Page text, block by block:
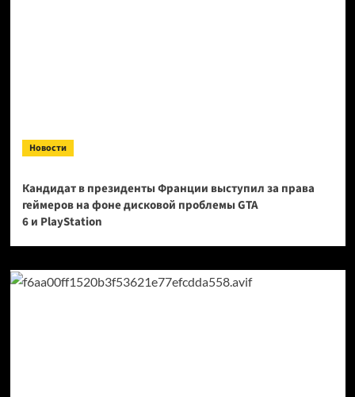
Новости
Кандидат в президенты Франции выступил за права
геймеров на фоне дисковой проблемы GTA
6 и PlayStation